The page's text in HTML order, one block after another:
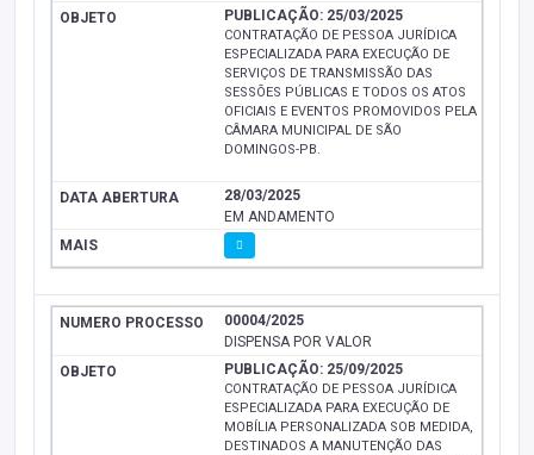
PUBLICAÇÃO: 25/03/2025
CONTRATAÇÃO DE PESSOA JURÍDICA
ESPECIALIZADA PARA EXECUÇÃO DE
SERVIÇOS DE TRANSMISSÃO DAS
SESSÕES PÚBLICAS E TODOS OS ATOS
OFICIAIS E EVENTOS PROMOVIDOS PELA
CÂMARA MUNICIPAL DE SÃO
DOMINGOS-PB.
28/03/2025
EM ANDAMENTO
00004/2025
DISPENSA POR VALOR
PUBLICAÇÃO: 25/09/2025
CONTRATAÇÃO DE PESSOA JURÍDICA
ESPECIALIZADA PARA EXECUÇÃO DE
MOBÍLIA PERSONALIZADA SOB MEDIDA,
DESTINADOS A MANUTENÇÃO DAS